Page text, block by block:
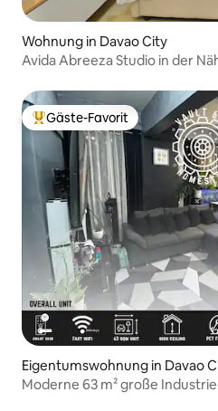
Wohnung in Davao City
Avida Abreeza Studio in der
Beliebter Gäste-Favorit.
Gäste-Favorit
Eigentumswohnung in Davao
Moderne 63 m² große